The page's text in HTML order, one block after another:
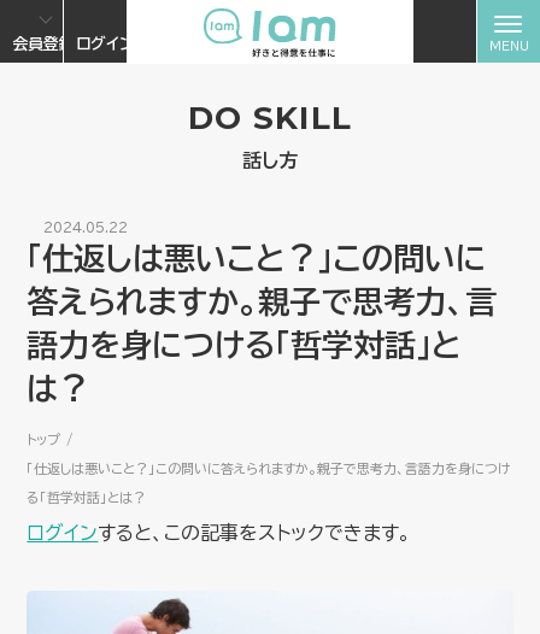
会員登録 ログイン
DO SKILL
話し方
2024.05.22
「仕返しは悪いこと？」この問いに
答えられますか。親子で思考力、言
語力を身につける「哲学対話」と
は？
トップ
「仕返しは悪いこと？」この問いに答えられますか。親子で思考力、言語力を身につけ
る「哲学対話」とは？
ログインすると、この記事をストックできます。